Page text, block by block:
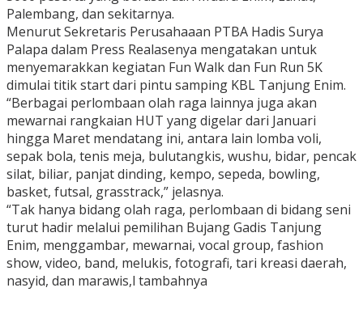
Palembang, dan sekitarnya.
Menurut Sekretaris Perusahaaan PTBA Hadis Surya
Palapa dalam Press Realasenya mengatakan untuk
menyemarakkan kegiatan Fun Walk dan Fun Run 5K
dimulai titik start dari pintu samping KBL Tanjung Enim.
“Berbagai perlombaan olah raga lainnya juga akan
mewarnai rangkaian HUT yang digelar dari Januari
hingga Maret mendatang ini, antara lain lomba voli,
sepak bola, tenis meja, bulutangkis, wushu, bidar, pencak
silat, biliar, panjat dinding, kempo, sepeda, bowling,
basket, futsal, grasstrack,” jelasnya.
“Tak hanya bidang olah raga, perlombaan di bidang seni
turut hadir melalui pemilihan Bujang Gadis Tanjung
Enim, menggambar, mewarnai, vocal group, fashion
show, video, band, melukis, fotografi, tari kreasi daerah,
nasyid, dan marawis,l tambahnya